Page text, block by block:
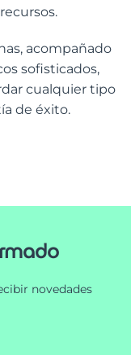
acompañado
sofisticados,
cualquier tipo
de éxito.
novedades